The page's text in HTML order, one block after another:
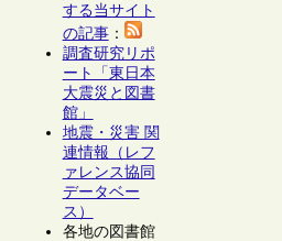
する当サイト
の記事：
調査研究リポ
ート「東日本
大震災と図書
館」
地震・災害 関
連情報（レフ
ァレンス協同
データベー
ス）
各地の図書館